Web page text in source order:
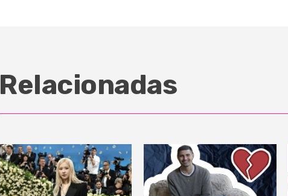
Relacionadas